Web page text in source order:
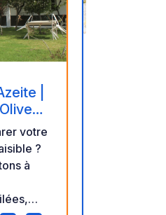
|
votre
?
à